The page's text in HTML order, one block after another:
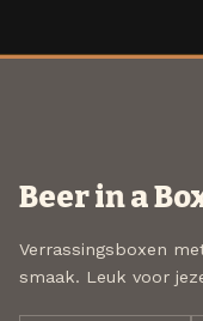
Beer in a
Verrassingsboxen
smaak. Leuk voor